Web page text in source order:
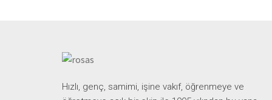
Hızlı, genç, samimi, işine vakıf, öğrenmeye ve